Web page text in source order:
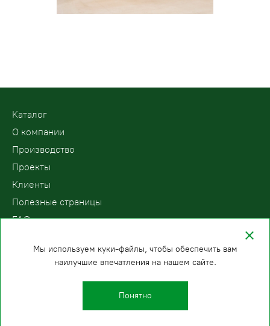
Kаталог
О компании
Производство
Проекты
Клиенты
Полезные страницы
FAQ
8 (800) 200-78-15
E-mail:
Мы используем куки-файлы, чтобы обеспечить вам
наилучшие впечатления на нашем сайте.
Понятно